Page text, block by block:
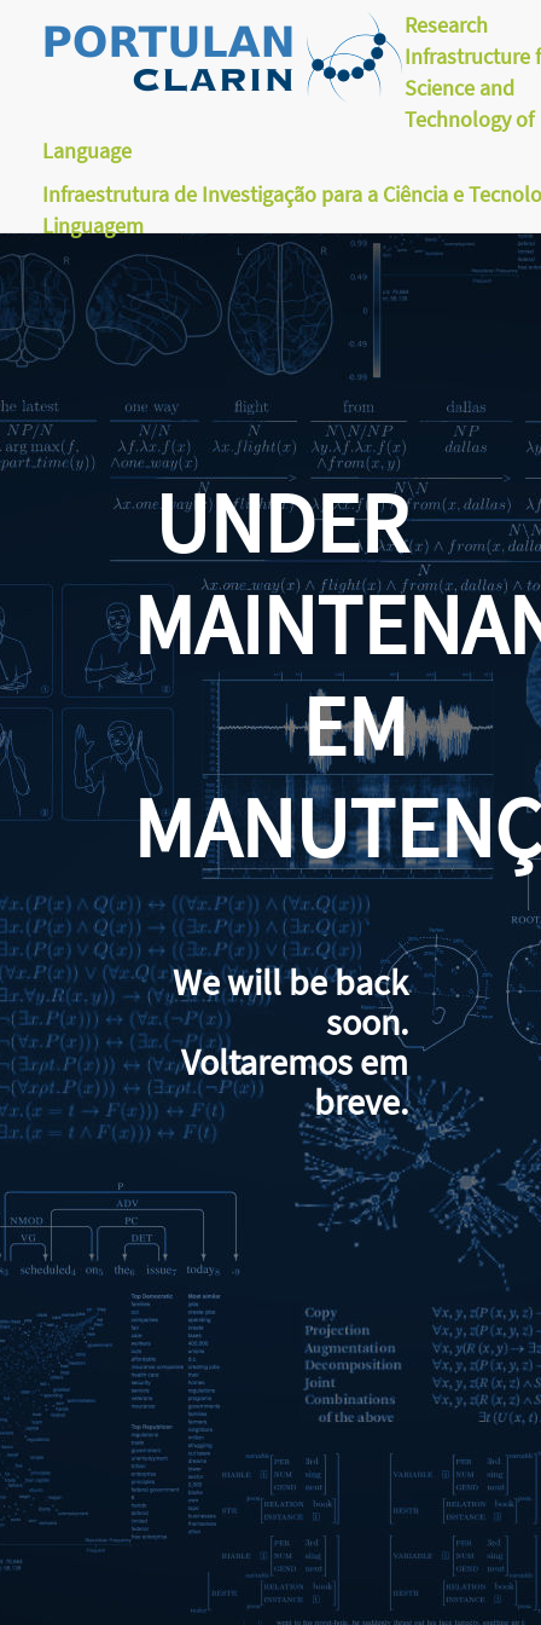
Research
Infrastructure
Science and
Technology of
Language
Infraestrutura de Investigação para a Ciência e
Linguagem
UNDER
EM
We will be back
soon.
Voltaremos em
breve.